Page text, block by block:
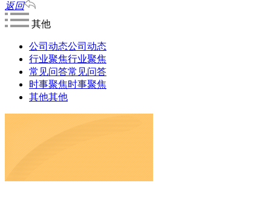
返回
其他
公司动态公司动态
行业聚焦行业聚焦
常见问答常见问答
时事聚焦时事聚焦
其他其他